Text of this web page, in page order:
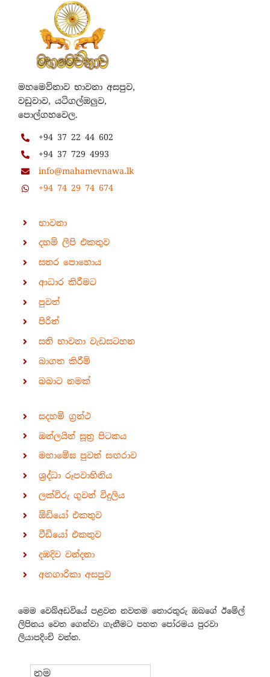
මහමෙව්නාව භාවනා අසපුව,
වඩුවාව, යටිගල්ඔලුව,
පොල්ගහවෙල.
+94 37 22 44 602
+94 37 729 4993
info@mahamevnawa.lk
+94 74 29 74 674
භාවනා
දහම් ලිපි එකතුව
සතර පොහොය
ආධාර කිරීමට
පුවත්
පිරිත්
සති භාවනා වැඩසටහන
බාගත කිරීම්
බබාට නමක්
සදහම් ග්‍රන්ථ
ඔන්ලයින් සූත්‍ර පිටකය
මහාමේඝ පුවත් සඟරාව
ශ්‍රද්ධා රූපවාහිනිය
ලක්විරු ගුවන් විදුලිය
ඕඩියෝ එකතුව
වීඩියෝ එකතුව
දඹදිව වන්දනා
අනගාරිකා අසපුව
මෙම වෙබ්අඩවියේ පළවන නවතම තොරතුරු ඔබගේ ඊමේල්
ලිපිනය වෙත ගෙන්වා ගැනීමට පහත පෝරමය පුරවා
ලියාපදිංචි වන්න.